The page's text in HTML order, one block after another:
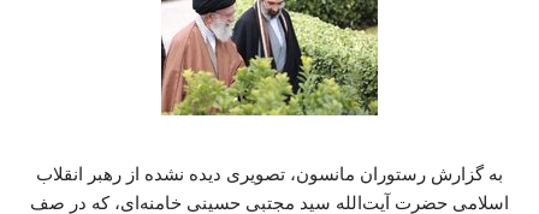
به گزارش رستوران مانسون، تصویری دیده نشده از رهبر انقلاب
اسلامی حضرت آیت‌الله سید مجتبی حسینی خامنه‌ای، که در صف